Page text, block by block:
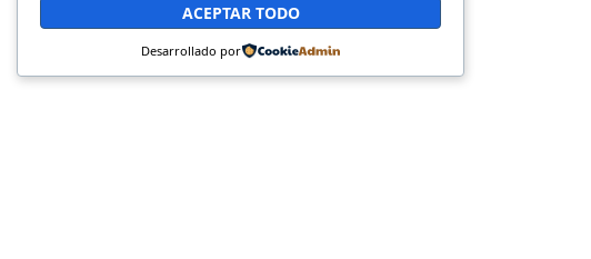
ACEPTAR TODO
Desarrollado por